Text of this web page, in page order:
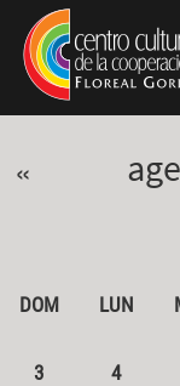
Pasar al contenido
Jump to main content
«
DOM LUN
3
4